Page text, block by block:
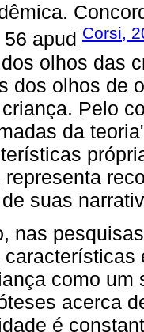
56 apud Corsi,
olhos das
dos olhos de
Pelo
da
suas
nas
como um
acerca
é